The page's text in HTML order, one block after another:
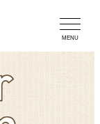
MENU